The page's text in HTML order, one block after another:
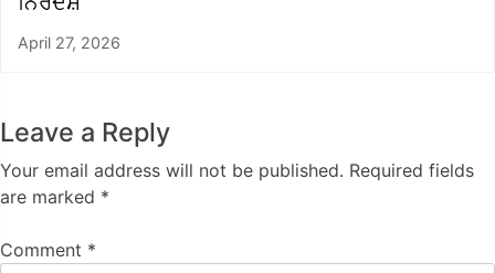
April 27, 2026
Leave a Reply
Your email address will not be published. Required fields
are marked *
Comment *